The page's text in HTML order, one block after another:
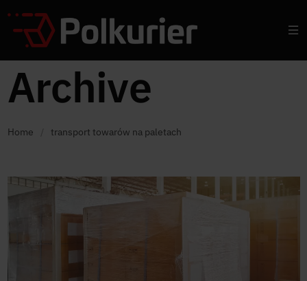
Archive
Home transport towarów na paletach